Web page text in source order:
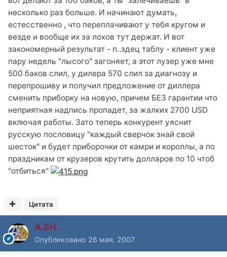
несколько раз больше. И начинают думать,
естесственно , что переплачивают у тебя кругом и
везде и вообще их за лохов тут держат. И вот
закономерный результат - п..здец таблу - клиент уже
пару недель "лысого" загоняет, а этот лузер уже мне
500 баков слил, у дилера 570 слил за диагнозу и
перепрошиву и получил предложение от диллера
сменить приборку на новую, причем БЕЗ гарантии что
неприятная надпись пропадет, за жалких 2700 USD
включая работы. Зато теперь конкурент уяснит
русскую пословицу "каждый сверчок знай свой
шесток" и будет приборочки от камри и короллы, а по
праздникам от крузеров крутить долларов по 10 чтоб
"отбиться"
Цитата
A.SH.
Опубликовано 26 мая, 2007